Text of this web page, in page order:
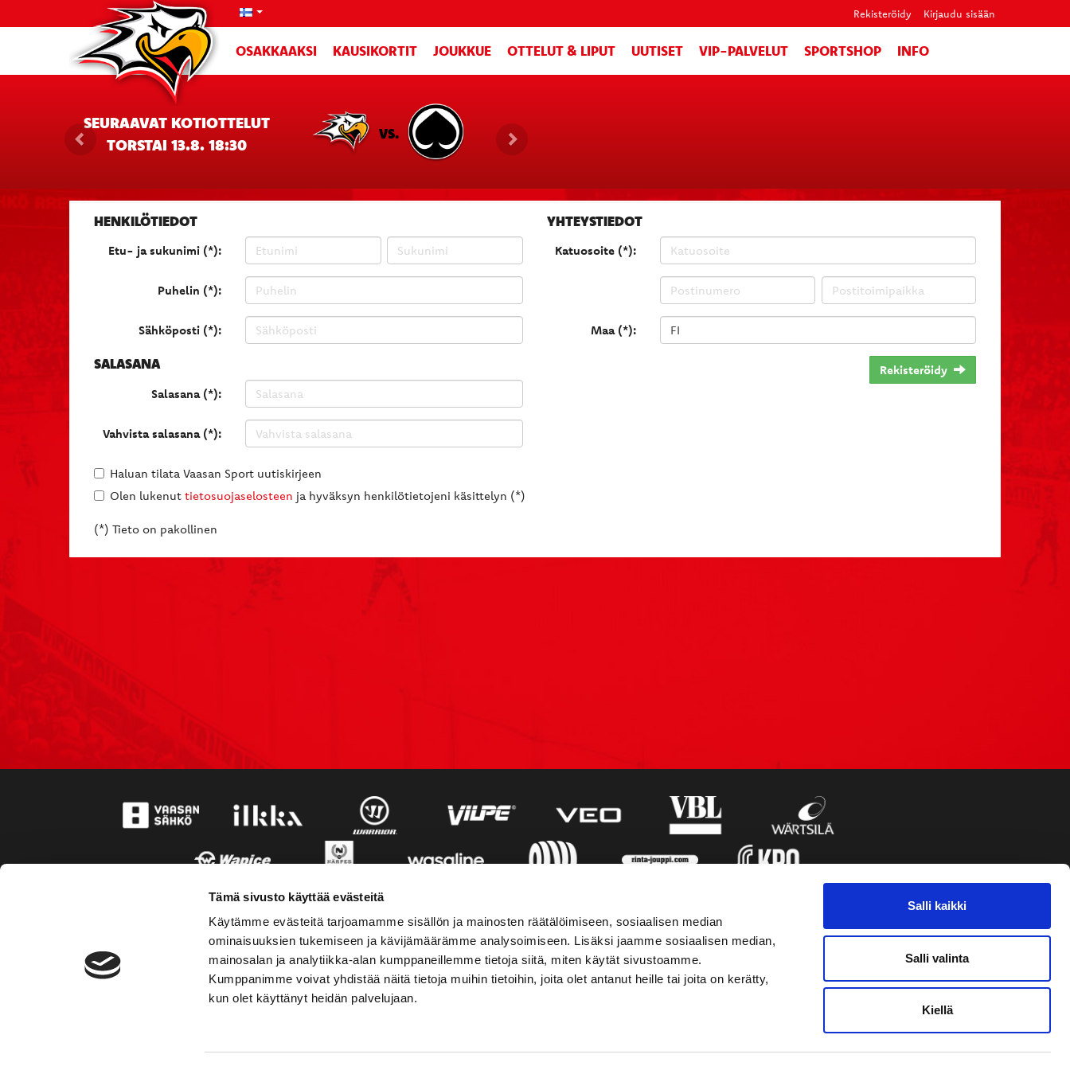
Tämä sivusto käyttää evästeitä
Käytämme evästeitä tarjoamamme sisällön ja mainosten räätälöimiseen, sosiaalisen median
ominaisuuksien tukemiseen ja kävijämäärämme analysoimiseen. Lisäksi jaamme sosiaalisen median,
mainosalan ja analytiikka-alan kumppaneillemme tietoja siitä, miten käytät sivustoamme.
Kumppanimme voivat yhdistää näitä tietoja muihin tietoihin, joita olet antanut heille tai joita on kerätty,
kun olet käyttänyt heidän palvelujaan.
Salli kaikki
Salli valinta
Kiellä
Rekisteröidy Kirjaudu sisään
OSAKKAAKSI KAUSIKORTIT JOUKKUE OTTELUT & LIPUT UUTISET VIP-PALVELUT SPORTSHOP INFO
SEURAAVAT KOTIOTTELUT
TORSTAI 13.8. 18:30
VS.
HENKILÖTIEDOT
Etu- ja sukunimi (*):
Puhelin (*):
Sähköposti (*):
SALASANA
Salasana (*):
Vahvista salasana (*):
YHTEYSTIEDOT
Katuosoite (*):
Maa (*):
Rekisteröidy
Haluan tilata Vaasan Sport uutiskirjeen
Olen lukenut tietosuojaselosteen ja hyväksyn henkilötietojeni käsittelyn (*)
(*) Tieto on pakollinen
YHTEYSTIEDOT SOSIAALINEN MEDIA VAASAN SPORT UUTISKIRJE